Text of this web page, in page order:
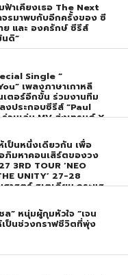
าเคียงเธอ The Next
จรมาพบกับอีกครั้งของ ซี
ย และ องครักษ์ ซีรีส์
ดิ”
Single “
เพลงภาษาเกาหลี
ตอร์อีกขั้น ร่วมงานทีม
งประกอบซีรีส์ “Paul
วมเล่น MV ส่งเทรนด์ X
เป็นหนึ่งเดียวกัน เพื่อ
ภิมหาคอนเสิร์ตของวง
3RD TOUR ‘NEO
UNITY’ 27-28
าสตร์ สเตเดียม กระแส
อย บัตร SOLD OUT
!
” หนุ่มผู้กุมหัวใจ “เจน
เป็นช่วงกราฟชีวิตที่พุ่ง